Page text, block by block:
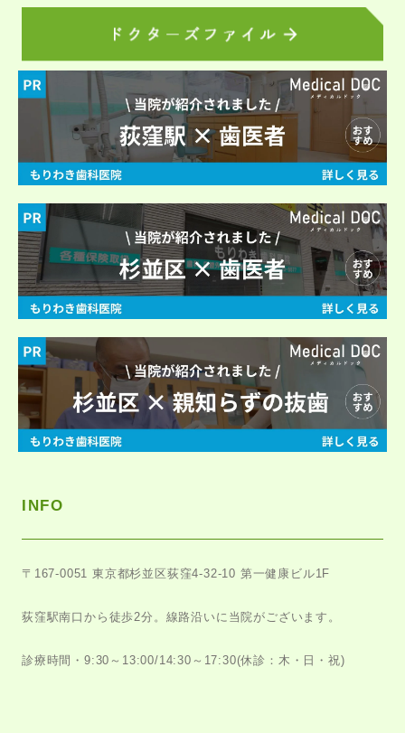
INFO
〒167-0051 東京都杉並区荻窪4-32-10 第一健康ビル1F
荻窪駅南口から徒歩2分。 線路沿いに当院がございます。
診療時間・9:30～13:00/14:30～17:30(休診：木・日・祝)